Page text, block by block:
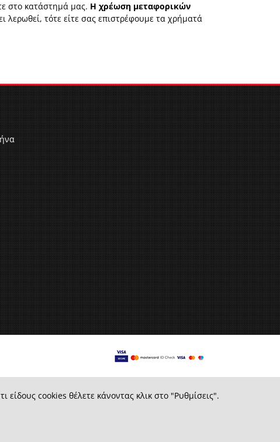
στο κατάστημά μας. Η χρέωση μεταφορικών
λερωθεί, τότε είτε σας επιστρέφουμε τα χρήματά
είδους cookies θέλετε κάνοντας κλικ στο "Ρυθμίσεις".